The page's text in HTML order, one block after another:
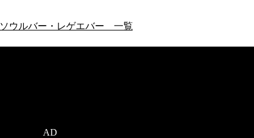
ソウルバー・レゲエバー 一覧
AD